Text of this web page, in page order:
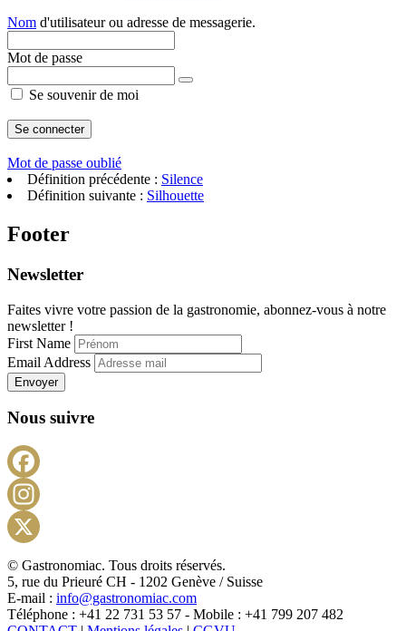
Nom d'utilisateur ou adresse de messagerie.
Mot de passe
Se souvenir de moi
Mot de passe oublié
Définition précédente : Silence
Définition suivante : Silhouette
Footer
Newsletter
Faites vivre votre passion de la gastronomie, abonnez-vous à notre
newsletter !
First Name
Email Address
Envoyer
Nous suivre
X
© Gastronomiac. Tous droits réservés.
5, rue du Prieuré CH - 1202 Genève / Suisse
E-mail : info@gastronomiac.com
Téléphone : +41 22 731 53 57 - Mobile : +41 799 207 482